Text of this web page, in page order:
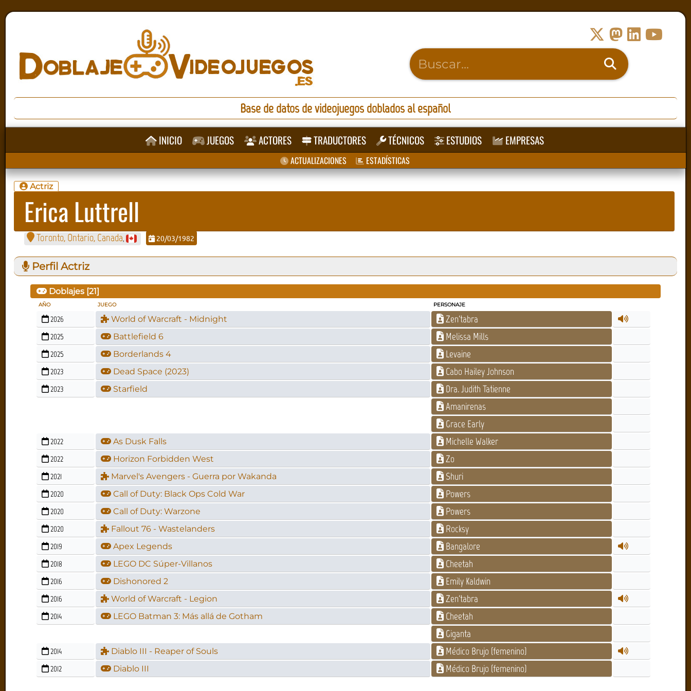
Base de datos de videojuegos doblados al español
INICIO JUEGOS ACTORES TRADUCTORES TÉCNICOS ESTUDIOS EMPRESAS
ACTUALIZACIONES ESTADÍSTICAS
Actriz
Erica Luttrell
Toronto, Ontario, Canada, 20/03/1982
Perfil Actriz
Doblajes [21]
AÑO JUEGO PERSONAJE
2026 World of Warcraft - Midnight Zen'tabra
2025 Battlefield 6 Melissa Mills
2025 Borderlands 4 Levaine
2023 Dead Space (2023) Cabo Hailey Johnson
2023 Starfield
Dra. Judith Tatienne
Amanirenas
Grace Early
2022 As Dusk Falls Michelle Walker
2022 Horizon Forbidden West Zo
2021 Marvel's Avengers - Guerra por Wakanda Shuri
2020 Call of Duty: Black Ops Cold War Powers
2020 Call of Duty: Warzone Powers
2020 Fallout 76 - Wastelanders Rocksy
2019 Apex Legends Bangalore
2018 LEGO DC Súper-Villanos Cheetah
2016 Dishonored 2 Emily Kaldwin
2016 World of Warcraft - Legion Zen'tabra
2014 LEGO Batman 3: Más allá de Gotham
Cheetah
Giganta
2014 Diablo III - Reaper of Souls Médico Brujo (femenino)
2012 Diablo III Médico Brujo (femenino)